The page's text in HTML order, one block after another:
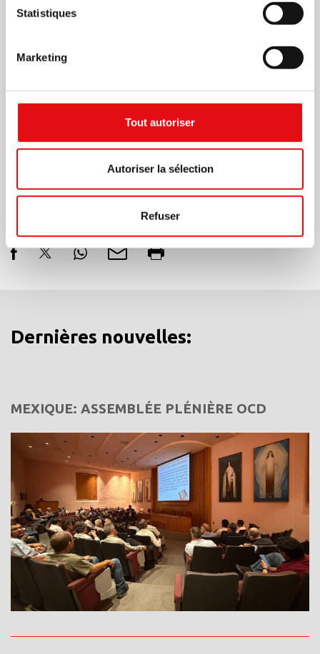
Statistiques
Marketing
Tout autoriser
Autoriser la sélection
Refuser
Dernières nouvelles:
MEXIQUE: ASSEMBLÉE PLÉNIÈRE OCD